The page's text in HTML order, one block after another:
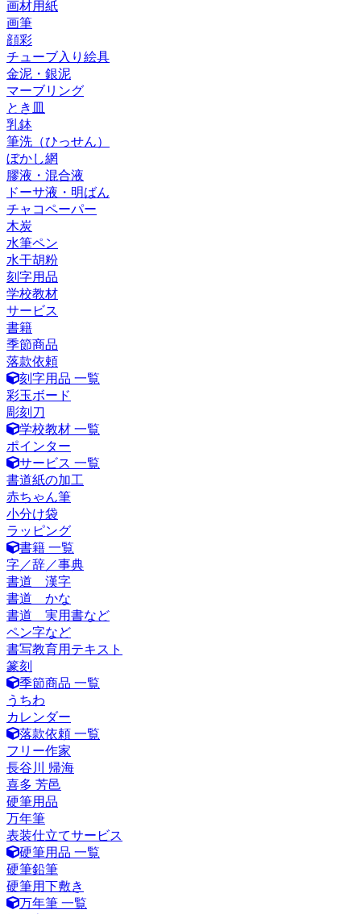
画材用紙
画筆
顔彩
チューブ入り絵具
金泥・銀泥
マーブリング
とき皿
乳鉢
筆洗（ひっせん）
ぼかし網
膠液・混合液
ドーサ液・明ばん
チャコペーパー
木炭
水筆ペン
水干胡粉
刻字用品
学校教材
サービス
書籍
季節商品
落款依頼
刻字用品 一覧
彩玉ボード
彫刻刀
学校教材 一覧
ポインター
サービス 一覧
書道紙の加工
赤ちゃん筆
小分け袋
ラッピング
書籍 一覧
字／辞／事典
書道 漢字
書道 かな
書道 実用書など
ペン字など
書写教育用テキスト
篆刻
季節商品 一覧
うちわ
カレンダー
落款依頼 一覧
フリー作家
長谷川 帰海
喜多 芳邑
硬筆用品
万年筆
表装仕立てサービス
硬筆用品 一覧
硬筆鉛筆
硬筆用下敷き
万年筆 一覧